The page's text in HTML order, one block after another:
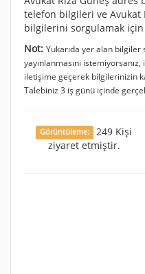
telefon bilgileri ve Avukat
bilgilerini sorgulamak için
Not: Yukarıda yer alan
yayınlanmasını
iletişime geçerek bilgilerinizin
Talebiniz 3 iş günü içinde
Görüntüleme:
249 Kişi
ziyaret etmiştir.